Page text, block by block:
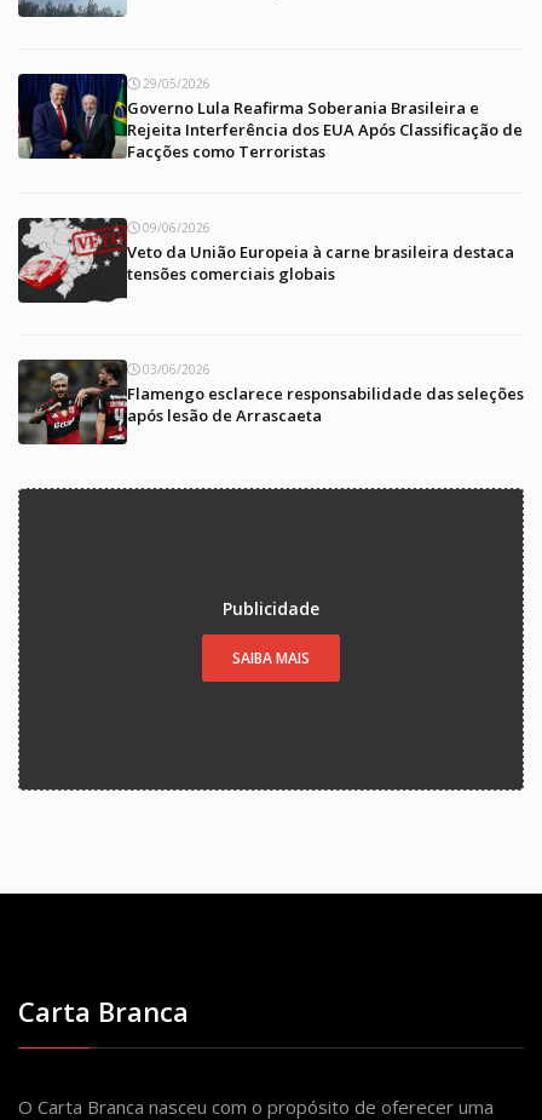
29/05/2026
Governo Lula Reafirma Soberania Brasileira e
Rejeita Interferência dos EUA Após Classificação de
Facções como Terroristas
09/06/2026
Veto da União Europeia à carne brasileira destaca
tensões comerciais globais
03/06/2026
Flamengo esclarece responsabilidade das seleções
após lesão de Arrascaeta
Publicidade
SAIBA MAIS
Carta Branca
O Carta Branca nasceu com o propósito de oferecer uma